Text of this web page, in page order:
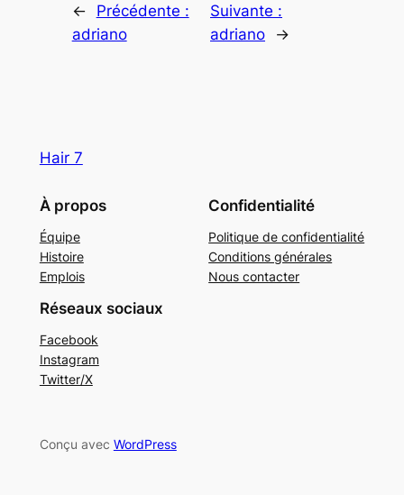
←
Précédente :
adriano
Suivante :
adriano
→
Hair 7
À propos
Équipe
Histoire
Emplois
Confidentialité
Politique de confidentialité
Conditions générales
Nous contacter
Réseaux sociaux
Facebook
Instagram
Twitter/X
Conçu avec WordPress